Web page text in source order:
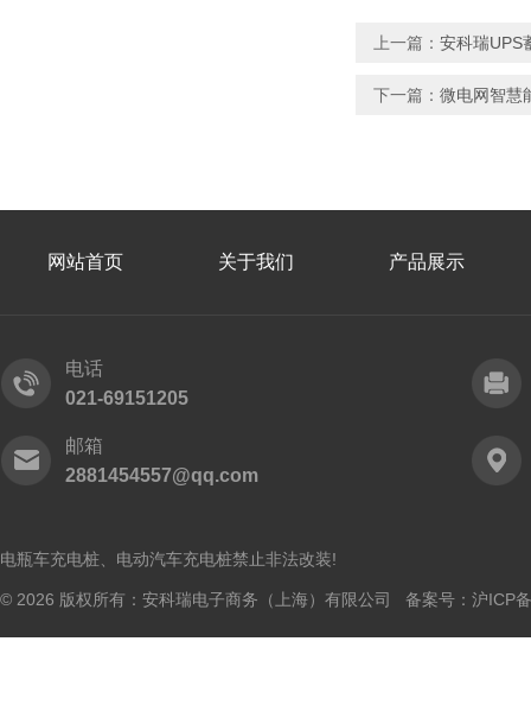
上一篇： 安科瑞UPS
下一篇： 微电网智慧
网站首页 关于我们 产品展示
电话
021-69151205
邮箱
2881454557@qq.com
电瓶车充电桩、电动汽车充电桩禁止非法改装!
© 2026 版权所有：安科瑞电子商务（上海）有限公司 备案号： 沪ICP